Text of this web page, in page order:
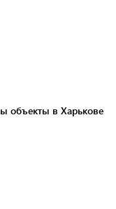
объекты в Харькове